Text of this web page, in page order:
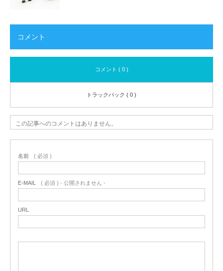
コメント
コメント ( 0 )
トラックバック ( 0 )
この記事へのコメントはありません。
名前 ( 必須 )
E-MAIL ( 必須 ) - 公開されません -
URL